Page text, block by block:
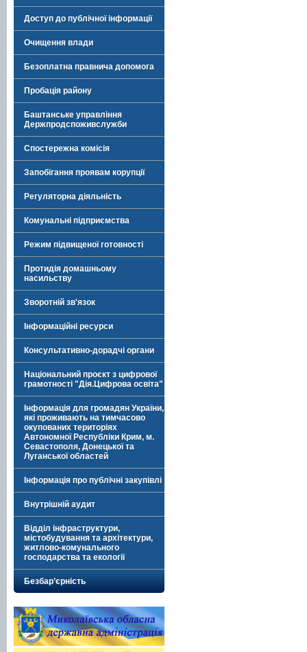
Доступ до публічної інформації
Очищення влади
Безоплатна правнича допомога
Пробація району
Баштанське управління
Держпродспоживслужби
Спостережна комісія
Запобігання проявам корупції
Регуляторна діяльність
Комунальні підприємства
Режим підвищеної готовності
Протидія домашньому
насильству
Зворотній зв'язок
Інформаційні ресурси
Консультативно-дорадчі органи
Національний проєкт з цифрової
грамотності "Дія.Цифрова освіта"
Інформація для громадян України,
які проживають на тимчасово
окупованих територіях
Автономної Республіки Крим, м.
Севастополя, Донецької та
Луганської областей
Інформація про публічні закупівлі
Внутрішній аудит
Відділ інфраструктури,
містобудування та архітектури,
житлово-комунального
господарства та екології
Безбар’єрність